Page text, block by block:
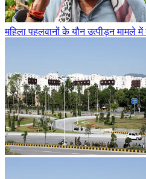
महिला पहलवानों के यौन उत्पीड़न मामले